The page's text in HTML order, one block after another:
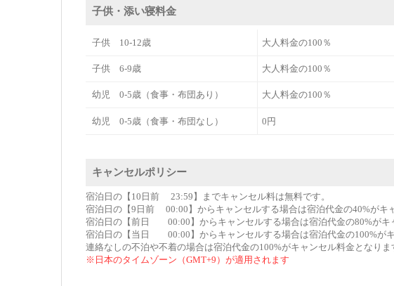
子供・添い寝料金
子供 10-12歳 大人料金の100％
子供 6-9歳 大人料金の100％
幼児 0-5歳（食事・布団あり） 大人料金の100％
幼児 0-5歳（食事・布団なし） 0円
キャンセルポリシー
宿泊日の【10日前 23:59】までキャンセル料は無料です。
宿泊日の【9日前 00:00】からキャンセルする場合は宿泊代金の40%がキ
宿泊日の【前日 00:00】からキャンセルする場合は宿泊代金の80%がキ
宿泊日の【当日 00:00】からキャンセルする場合は宿泊代金の100%がキ
連絡なしの不泊や不着の場合は宿泊代金の100%がキャンセル料金となりま
※日本のタイムゾーン（GMT+9）が適用されます